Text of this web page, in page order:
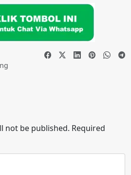
not be published. Required